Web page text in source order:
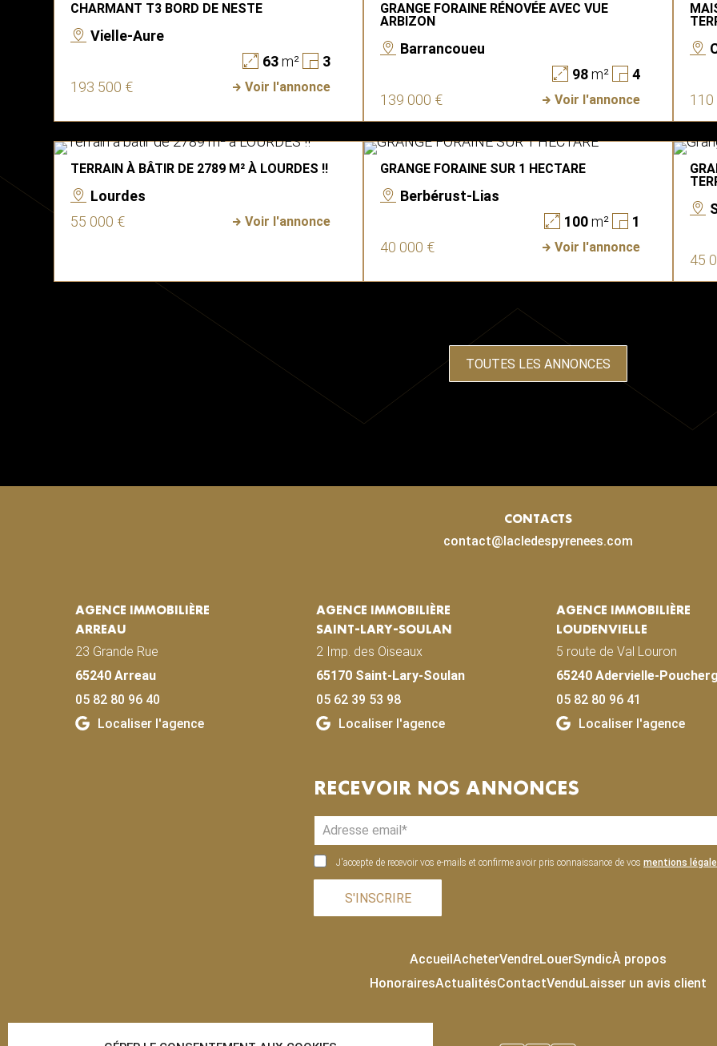
CHARMANT T3 BORD DE NESTE
Vielle-Aure
63m²
3
193 500 €
Voir l'annonce
GRANGE FORAINE RÉNOVÉE AVEC VUE
ARBIZON
Barrancoueu
98m²
4
139 000 €
Voir l'annonce
110
TERRAIN À BÂTIR DE 2789 M² À LOURDES !!
Lourdes
55 000 €
Voir l'annonce
GRANGE FORAINE SUR 1 HECTARE
Berbérust-Lias
100m²
1
40 000 €
Voir l'annonce
45
TOUTES LES ANNONCES
CONTACTS
contact@lacledespyrenees.com
AGENCE IMMOBILIÈRE
ARREAU
23 Grande Rue
65240 Arreau
05 82 80 96 40
Localiser l'agence
AGENCE IMMOBILIÈRE
SAINT-LARY-SOULAN
2 Imp. des Oiseaux
65170 Saint-Lary-Soulan
05 62 39 53 98
Localiser l'agence
AGENCE IMMOBILIÈRE
LOUDENVIELLE
5 route de Val Louron
65240 Adervielle-
05 82 80 96 41
Localiser l'agence
RECEVOIR NOS ANNONCES
J'accepte de recevoir vos e-mails et confirme avoir pris connaissance de vos mentions
S'INSCRIRE
Accueil AcheterVendreLouerSyndicÀ propos
HonorairesActualitésContactVendu Laisser un avis client